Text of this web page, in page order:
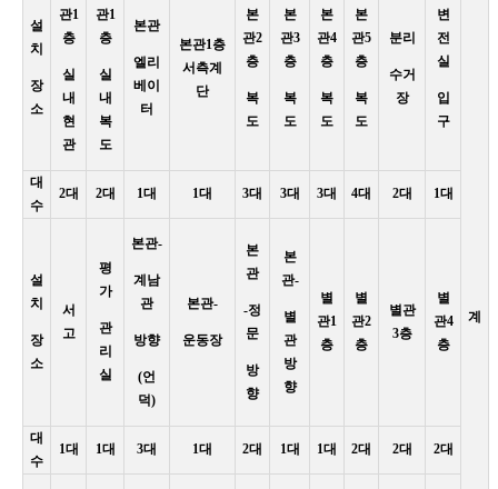
설
치
장
소
관1
층
실
내
현
관
관1
층
실
내
복
도
본관
엘리
베이
터
본관1층
서측계
단
본
관2
층
복
도
본
관3
층
복
도
본
관4
층
복
도
본
관5
층
복
도
분리
수거
장
변
전
실
입
구
계
대
수
2대 2대 1대 1대 3대 3대 3대 4대 2대 1대
설
치
장
소
서
고
평
가
관
리
실
본관-
계남
관
방향
(언
덕)
본관-
운동장
본
관
-정
문
방
향
본
관-
별
관
방
향
별
관1
층
별
관2
층
별관
3층
별
관4
층
대
수
1대 1대 3대 1대 2대 1대 1대 2대 2대 2대